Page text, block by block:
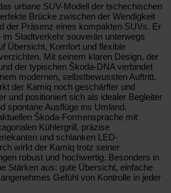
urbane SUV-Modell der tschechischen
Brücke zwischen der Wendigkeit
der Präsenz eines kompakten SUVs. Er
im Stadtverkehr souverän unterwegs
Übersicht, Komfort und flexible
Mit seinem klaren Design, der
der typischen Škoda-DNA verbindet
modernen, selbstbewussten Auftritt.
der Kamiq noch geschärfter und
und positioniert sich als idealer Begleiter
spontane Ausflüge ins Umland.
Škoda-Formensprache mit
Kühlergrill, präzise
und schlanken LED-
wirkt der Kamiq trotz seiner
robust und hochwertig. Besonders in
Stärken aus: gute Übersicht, einfache
Gefühl von Kontrolle in jeder